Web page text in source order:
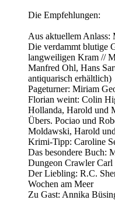
Die Empfehlungen:
Aus aktuellem Anlass:
Die verdammt blutige
langweiligen Kram //
Manfred Ohl, Hans
antiquarisch erhältlich)
Pageturner: Miriam
Florian weint: Colin
Hollanda, Harold und
Übers. Pociao und
Moldawski, Harold
Krimi-Tipp: Caroline
Das besondere Buch:
Dungeon Crawler Carl
Der Liebling: R.C.
Wochen am Meer
Zu Gast: Annika